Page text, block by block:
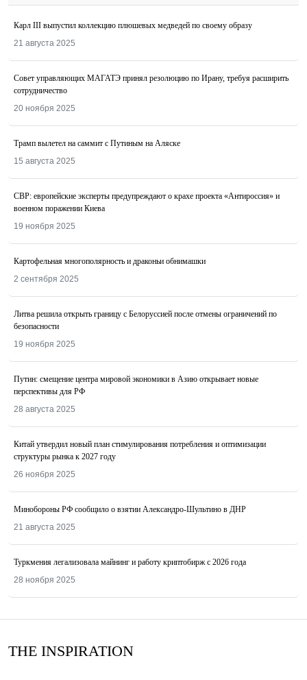
Карл III выпустил коллекцию плюшевых медведей по своему образу
21 августа 2025
Совет управляющих МАГАТЭ принял резолюцию по Ирану, требуя расширить
сотрудничество
20 ноября 2025
Трамп вылетел на саммит с Путиным на Аляске
15 августа 2025
СВР: европейские эксперты предупреждают о крахе проекта «Антироссия» и
военном поражении Киева
19 ноября 2025
Картофельная многополярность и драконьи обнимашки
2 сентября 2025
Литва решила открыть границу с Белоруссией после отмены ограничений по
безопасности
19 ноября 2025
Путин: смещение центра мировой экономики в Азию открывает новые
перспективы для РФ
28 августа 2025
Китай утвердил новый план стимулирования потребления и оптимизации
структуры рынка к 2027 году
26 ноября 2025
Минобороны РФ сообщило о взятии Александро-Шультино в ДНР
21 августа 2025
Туркмения легализовала майнинг и работу криптобирж с 2026 года
28 ноября 2025
THE INSPIRATION